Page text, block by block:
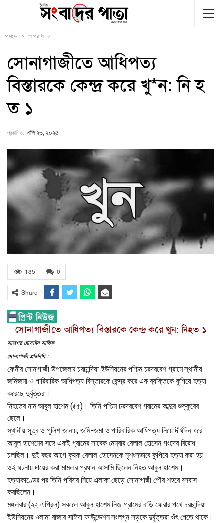
প্রচ্ছদ অপরাধ
সোনাগাজীতে আধিপত্য
বিস্তারকে কেন্দ্র করে খু*ন: নি হ
ত ১
প্রকাশিত: এপ্রি ২৩, ২০২৫
0
135
Share
সোনাগাজীতে আধিপত্য বিস্তারকে কেন্দ্র করে খুন: নিহত ১
আজগর হোসাইন আতিক
সোনাগাজী প্রতিনিধি :
ফেনীর সোনাগাজী উপজেলার চরচান্দিয়া ইউনিয়নের পশ্চিম চরদরবেশ গ্রামে স্থানীয়
জমিজমা ও পারিবারিক আধিপত্য বিস্তারকে কেন্দ্র করে এক ব্যক্তিকে কুপিয়ে হত্যা
করেছে দুর্বৃত্তরা।
নিহতের নাম আবুল হাশেম (৫৫)। তিনি পশ্চিম চরদরবেশ গ্রামের আব্দুর শুক্কুরের
ছেলে।
স্থানীয় সূত্র ও পুলিশ জানায়, জমি-জমা ও পারিবারিক আধিপত্য নিয়ে দীর্ঘদিন ধরে
আবুল হাশেমের সঙ্গে একই গ্রামের সাবেক মেম্বার বেলাল হোসেন গংদের বিরোধ
চলছিল। দুই বছর আগে কৃষক বেলাল হোসেনকে নৃশংসভাবে কুপিয়ে হত্যা করা হয়।
ওই ঘটনায় দায়ের করা মামলার প্রধান আসামি ছিলেন নিহত আবুল হাশেম।
হত্যাকাণ্ডের পর তিনি পরিবার নিয়ে এলাকা ছেড়ে সোনাগাজী পৌর শহরে বসবাস
করছিলেন।
মঙ্গলবার (২২ এপ্রিল) সকালে আবুল হাশেম নিজ গ্রামের বাড়ি ফেরার পথে চরচান্দিয়া
ইউনিয়নের ওলামা বাজার সাঈদা ফাউন্ডেশন সংলগ্ন সড়কে দুর্বৃত্তরা ওঁৎ পেতে থাকে।